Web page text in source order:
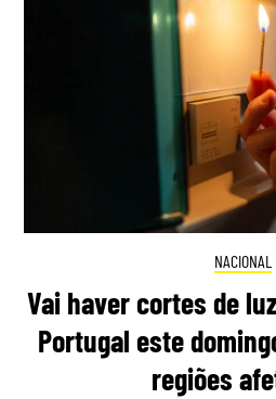
NACIONAL
Vai haver cortes de
Portugal este
regiões